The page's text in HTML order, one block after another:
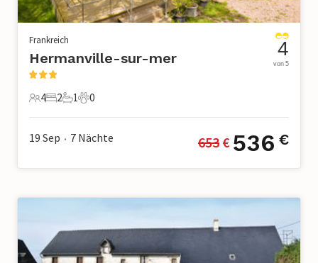
Frankreich
Hermanville-sur-mer
4 Gäste
4
2 Schlafzimmer
2
1 Badezimmer
1
0 Haustiere
0
4
von 5
19 Sep • 7 Nächte 653 € 536 €